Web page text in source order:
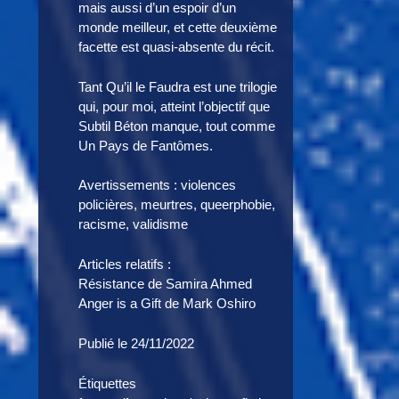
mais aussi d’un espoir d’un
monde meilleur, et cette deuxième
facette est quasi-absente du récit.
Tant Qu’il le Faudra est une trilogie
qui, pour moi, atteint l’objectif que
Subtil Béton manque, tout comme
Un Pays de Fantômes.
Avertissements : violences
policières, meurtres, queerphobie,
racisme, validisme
Articles relatifs :
Résistance de Samira Ahmed
Anger is a Gift de Mark Oshiro
Publié le 24/11/2022
Étiquettes